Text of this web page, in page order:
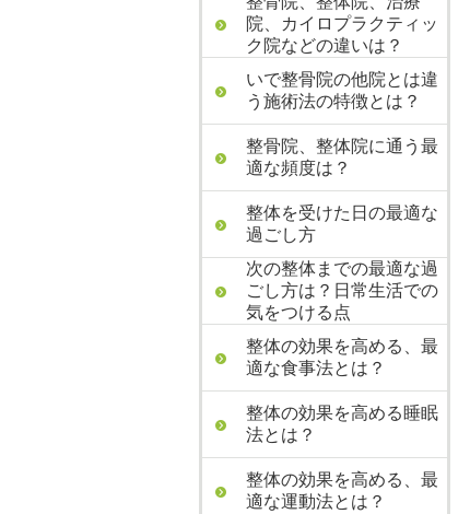
院、カイロプラクティッ
ク院などの違いは？
いで整骨院の他院とは違
う施術法の特徴とは？
整骨院、整体院に通う最
適な頻度は？
整体を受けた日の最適な
過ごし方
次の整体までの最適な過
ごし方は？日常生活での
気をつける点
整体の効果を高める、最
適な食事法とは？
整体の効果を高める睡眠
法とは？
整体の効果を高める、最
適な運動法とは？